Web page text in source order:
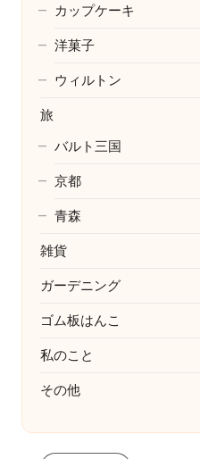
カップケーキ
洋菓子
ウィルトン
旅
バルト三国
京都
青森
雑貨
ガーデニング
ゴム板はんこ
私のこと
その他